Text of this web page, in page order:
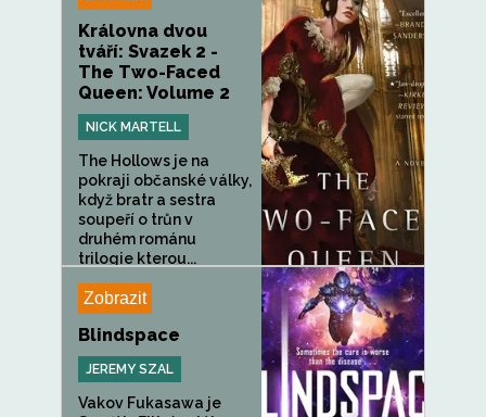
Královna dvou
tváří: Svazek 2 -
The Two-Faced
Queen: Volume 2
NICK MARTELL
The Hollows je na
pokraji občanské války,
když bratr a sestra
soupeří o trůn v
druhém románu
trilogie kterou...
Zobrazit
Blindspace
JEREMY SZAL
Vakov Fukasawa je